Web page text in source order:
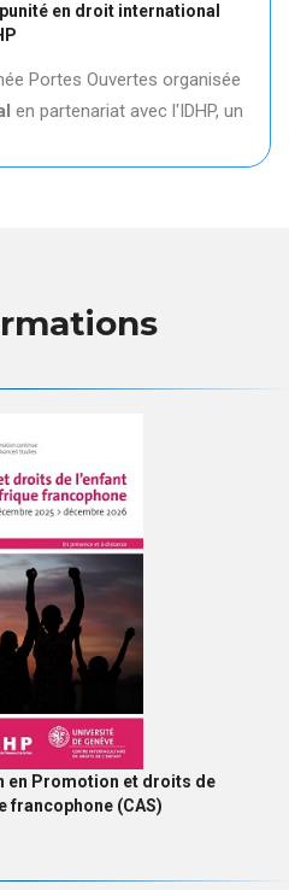
en droit international
Portes Ouvertes organisée
en partenariat avec l'IDHP, un
en Promotion et droits de
francophone (CAS)